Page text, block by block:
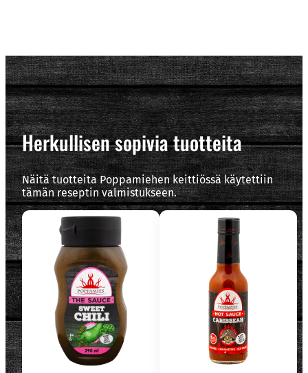
Herkullisen sopivia tuotteita
Näitä tuotteita Poppamiehen keittiössä käytettiin
tämän reseptin valmistukseen.